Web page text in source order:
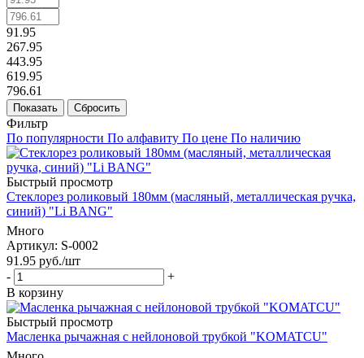
91.95
267.95
443.95
619.95
796.61
Показать Сбросить
Фильтр
По популярности По алфавиту По цене По наличию
Быстрый просмотр
Стеклорез роликовый 180мм (масляный, металлическая ручка,
синий) "Li BANG"
Много
Артикул: S-0002
91.95 руб./шт
-
+
В корзину
Быстрый просмотр
Масленка рычажная с нейлоновой трубкой "KOMATCU"